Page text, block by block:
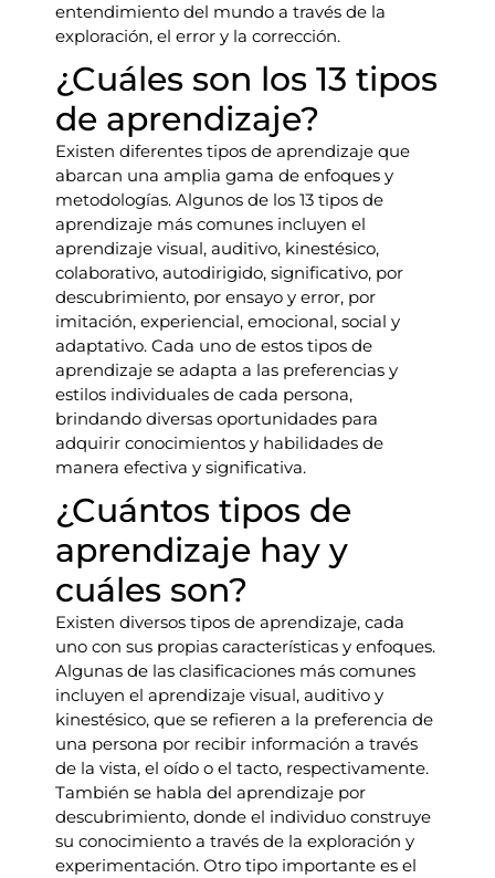
entendimiento del mundo a través de la
exploración, el error y la corrección.
¿Cuáles son los 13 tipos
de aprendizaje?
Existen diferentes tipos de aprendizaje que
abarcan una amplia gama de enfoques y
metodologías. Algunos de los 13 tipos de
aprendizaje más comunes incluyen el
aprendizaje visual, auditivo, kinestésico,
colaborativo, autodirigido, significativo, por
descubrimiento, por ensayo y error, por
imitación, experiencial, emocional, social y
adaptativo. Cada uno de estos tipos de
aprendizaje se adapta a las preferencias y
estilos individuales de cada persona,
brindando diversas oportunidades para
adquirir conocimientos y habilidades de
manera efectiva y significativa.
¿Cuántos tipos de
aprendizaje hay y
cuáles son?
Existen diversos tipos de aprendizaje, cada
uno con sus propias características y enfoques.
Algunas de las clasificaciones más comunes
incluyen el aprendizaje visual, auditivo y
kinestésico, que se refieren a la preferencia de
una persona por recibir información a través
de la vista, el oído o el tacto, respectivamente.
También se habla del aprendizaje por
descubrimiento, donde el individuo construye
su conocimiento a través de la exploración y
experimentación. Otro tipo importante es el